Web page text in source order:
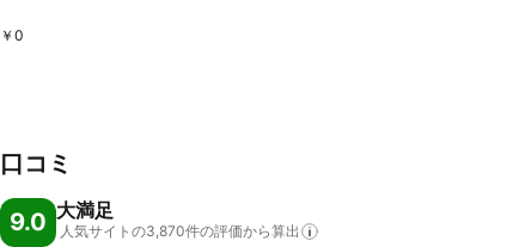
￥0
口コミ
9.0 大満足
人気サイトの3,870件の評価から算出